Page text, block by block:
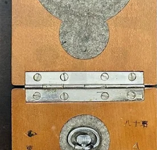
國32年.1943)《牽引車》(トラクター)技術手
冊 英文名稱：1943 Tractor Technical Manual
行日期：昭和18年(民國32年.1943)8月20日初
版，11月25日再版 文物作者：渡邊隆之助
行地點：日本東京都 文物形式：紙本圖書 (
刷品) 館藏單位：黑水博物館(Black Water
Museum) 2.內容說明 本藏品為昭和18年(民國
32年.1943)由日本帝國自研社出版的機械工
技術手冊《牽引車》（トラクター）。全書
容涵蓋了1940年代重型機械的構造、操作、
修保養及廣泛的工程應用。 內